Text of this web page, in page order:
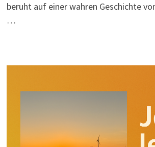
beruht auf einer wahren Geschichte
…